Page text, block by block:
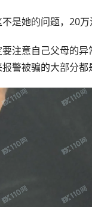
是她的问题，20
注意自己父母的
警被骗的大部分都